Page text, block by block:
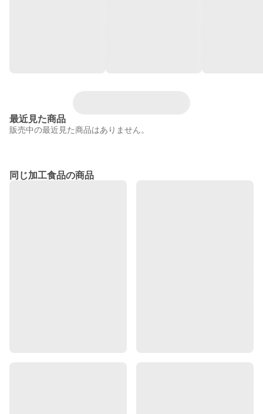
最近見た商品
販売中の最近見た商品はありません。
同じ加工食品の商品